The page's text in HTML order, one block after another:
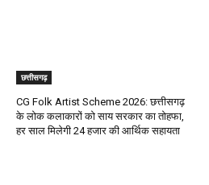
छत्तीसगढ़
CG Folk Artist Scheme 2026: छत्तीसगढ़
के लोक कलाकारों को साय सरकार का तोहफा,
हर साल मिलेगी 24 हजार की आर्थिक सहायता